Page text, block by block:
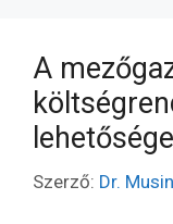
A
Szerző: Dr.